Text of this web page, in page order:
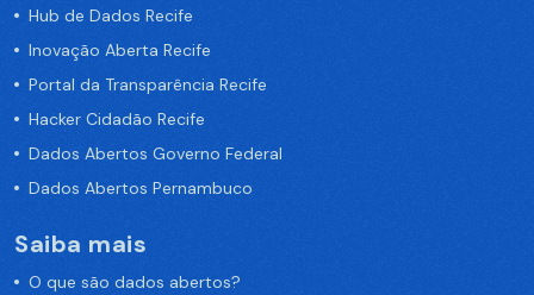
Hub de Dados Recife
Inovação Aberta Recife
Portal da Transparência Recife
Hacker Cidadão Recife
Dados Abertos Governo Federal
Dados Abertos Pernambuco
Saiba mais
O que são dados abertos?